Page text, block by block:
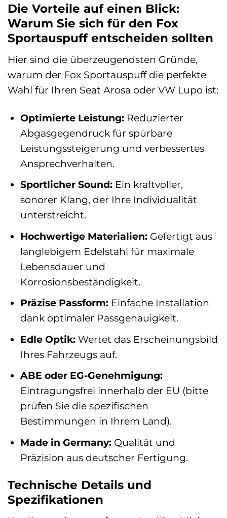
Die Vorteile auf einen Blick:
Warum Sie sich für den Fox
Sportauspuff entscheiden sollten
Hier sind die überzeugendsten Gründe,
warum der Fox Sportauspuff die perfekte
Wahl für Ihren Seat Arosa oder VW Lupo ist:
Optimierte Leistung:Reduzierter
Abgasgegendruck für spürbare
Leistungssteigerung und verbessertes
Ansprechverhalten.
Sportlicher Sound:Ein kraftvoller,
sonorer Klang, der Ihre Individualität
unterstreicht.
Hochwertige Materialien:Gefertigt aus
langlebigem Edelstahl für maximale
Lebensdauer und
Korrosionsbeständigkeit.
Präzise Passform:Einfache Installation
dank optimaler Passgenauigkeit.
Edle Optik:Wertet das Erscheinungsbild
Ihres Fahrzeugs auf.
ABE oder EG-Genehmigung:
Eintragungsfrei innerhalb der EU (bitte
prüfen Sie die spezifischen
Bestimmungen in Ihrem Land).
Made in Germany:Qualität und
Präzision aus deutscher Fertigung.
Technische Details und
Spezifikationen